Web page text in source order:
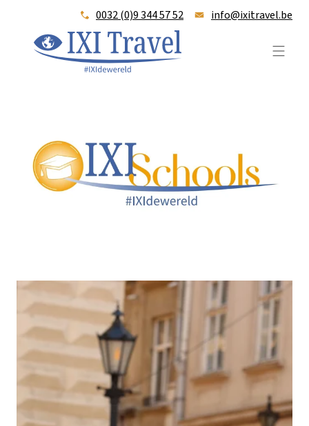
0032 (0)9 344 57 52
info@ixitravel.be
IXI-travel_logo_TAGLINE_oog_color